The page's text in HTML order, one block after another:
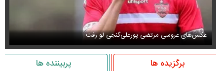
عکس‌های عروسی مرتضی پورعلی‌گنجی لو رفت
برگزیده ها پربیننده ها